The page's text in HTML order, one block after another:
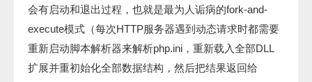
会有启动和退出过程，也就是最为人诟病的fork-and-
execute模式（每次HTTP服务器遇到动态请求时都需要
重新启动脚本解析器来解析php.ini，重新载入全部DLL
扩展并重初始化全部数据结构，然后把结果返回给